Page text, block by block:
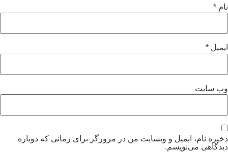
*
*
سایت
نام، ایمیل و وبسایت من در مرورگر برای زمانی که دوباره
می‌نویسم.